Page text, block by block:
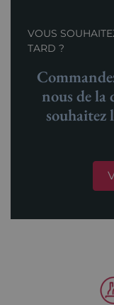
VOUS
TARD ?
nous de la
souhaitez